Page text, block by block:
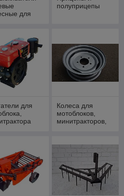
для
полуприцепы
для
Колеса для
мотоблоков,
минитракторов,